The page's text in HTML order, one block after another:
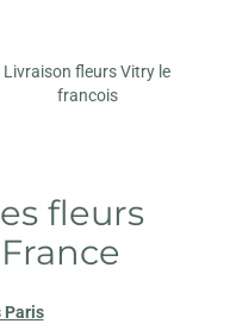
Livraison fleurs Vitry le
francois
fleurs
Paris